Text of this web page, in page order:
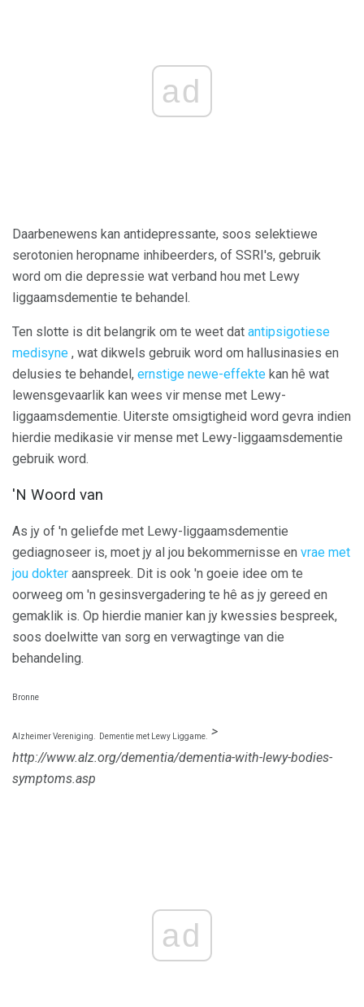
ad
Daarbenewens kan antidepressante, soos selektiewe
serotonien heropname inhibeerders, of SSRI's, gebruik
word om die depressie wat verband hou met Lewy
liggaamsdementie te behandel.
Ten slotte is dit belangrik om te weet dat antipsigotiese
medisyne , wat dikwels gebruik word om hallusinasies en
delusies te behandel, ernstige newe-effekte kan hê wat
lewensgevaarlik kan wees vir mense met Lewy-
liggaamsdementie. Uiterste omsigtigheid word gevra indien
hierdie medikasie vir mense met Lewy-liggaamsdementie
gebruik word.
'N Woord van
As jy of 'n geliefde met Lewy-liggaamsdementie
gediagnoseer is, moet jy al jou bekommernisse en vrae met
jou dokter aanspreek. Dit is ook 'n goeie idee om te
oorweeg om 'n gesinsvergadering te hê as jy gereed en
gemaklik is. Op hierdie manier kan jy kwessies bespreek,
soos doelwitte van sorg en verwagtinge van die
behandeling.
Bronne
Alzheimer Vereniging. Dementie met Lewy Liggame. >
http://www.alz.org/dementia/dementia-with-lewy-bodies-
symptoms.asp
ad